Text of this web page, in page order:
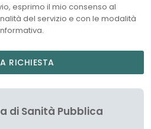
esprimo il mio consenso al
del servizio e con le modalità
RICHIESTA
di Sanità Pubblica